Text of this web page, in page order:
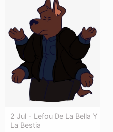
2 Jul - Lefou De La Bella Y
La Bestia